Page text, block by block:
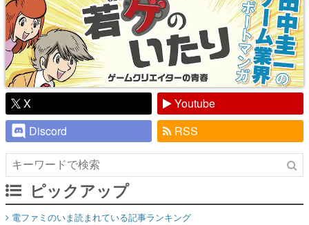
X
Youtube
Discord
RSS
ピックアップ
電ファミのいま読まれている記事ランキング